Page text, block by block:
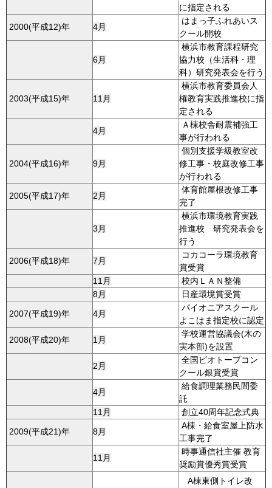
に指定される
2000(平成12)年
4月
はまっ子ふれあいス
クール開校
6月
横浜市教育課程研究
協力校（生活科・理
科）研究発表会を行う
2003(平成15)年 11月
横浜市教育委員会人
権教育実践推進校に指
定される
4月
Ａ棟校舎耐震補強工
事が行われる
2004(平成16)年 9月
個別支援学級教室改
修工事・校庭改修工事
が行われる
2005(平成17)年
2月
体育館屋根改修工事
完了
3月
横浜市環境教育実践
推進校 研究発表会を
行う
2006(平成18)年
7月
コカコーラ環境教育
賞受賞
11月
校内ＬＡＮ整備
8月
日産環境賞受賞
2007(平成19)年
4月
パイオニアスクール
よこはま指定校に認定
2008(平成20)年
1月
学校運営協議会(木の
実本部)を設置
2月
全国ビオトープコン
クール銀賞受賞
4月
給食調理業務民間委
託
11月
創立40周年記念式典
2009(平成21)年
8月
A棟・給食室屋上防水
工事完了
11月
時事通信社主催 教育
奨励賞優秀賞受賞
A棟東側トイレ改